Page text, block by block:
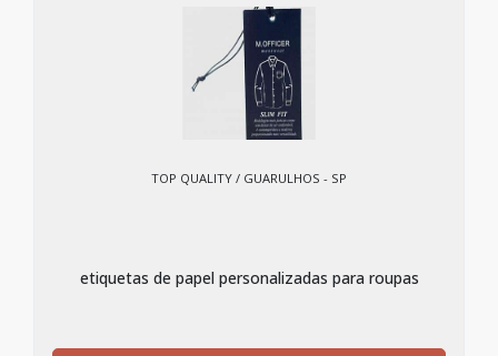
TOP QUALITY / GUARULHOS - SP
etiquetas de papel personalizadas para roupas